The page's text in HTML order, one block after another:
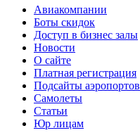
Авиакомпании
Боты скидок
Доступ в бизнес залы
Новости
О сайте
Платная регистрация
Подсайты аэропортов
Самолеты
Статьи
Юр лицам